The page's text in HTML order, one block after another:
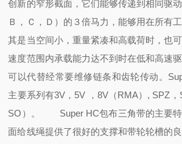
创新的窄形截面，它们能够传递到相同驱
Ｂ，Ｃ，Ｄ）的３倍马力，能够用在所有
其是当空间小，重量紧凑和高载荷时，也
速度范围内承载能力达不到时在低和高速
可以代替经常要维修链条和齿轮传动。
主要系列有3V，5V ，8V（RMA）, SPZ
SO）。
Super HC包布三角带的主要特
面给线绳提供了很好的支撑和带轮轮槽的